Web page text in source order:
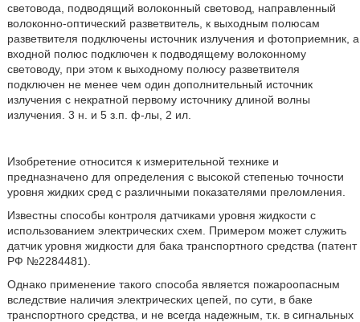
световода, подводящий волоконный световод, направленный
волоконно-оптический разветвитель, к выходным полюсам
разветвителя подключены источник излучения и фотоприемник, а
входной полюс подключен к подводящему волоконному
световоду, при этом к выходному полюсу разветвителя
подключен не менее чем один дополнительный источник
излучения с некратной первому источнику длиной волны
излучения. 3 н. и 5 з.п. ф-лы, 2 ил.
Изобретение относится к измерительной технике и
предназначено для определения с высокой степенью точности
уровня жидких сред с различными показателями преломления.
Известны способы контроля датчиками уровня жидкости с
использованием электрических схем. Примером может служить
датчик уровня жидкости для бака транспортного средства (патент
РФ №2284481).
Однако применение такого способа является пожароопасным
вследствие наличия электрических цепей, по сути, в баке
транспортного средства, и не всегда надежным, т.к. в сигнальных